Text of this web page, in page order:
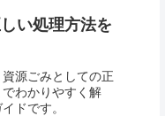
い処理方法を
源ごみとしての正
わかりやすく解
ドです。